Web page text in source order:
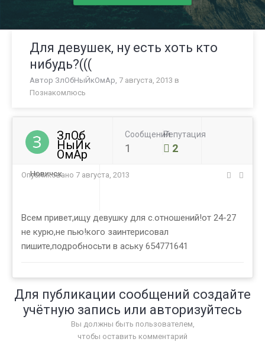
Для девушек, ну есть хоть кто
нибудь?(((
Автор ЗлОбНыЙкОмАр, 7 августа, 2013 в
Познакомлюсь
ЗлОб
НыЙк
ОмАр
Новичок
Сообщений
1
Репутация
2
Опубликовано 7 августа, 2013
Всем привет,ищу девушку для с.отношений!от 24-27
не курю,не пью!кого заинтерисовал
пишите,подробносьти в аську 654771641
Для публикации сообщений создайте
учётную запись или авторизуйтесь
Вы должны быть пользователем,
чтобы оставить комментарий